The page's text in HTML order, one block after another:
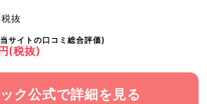
抜
サイトの口コミ総合評価)
(税抜)
ク公式で詳細を見る